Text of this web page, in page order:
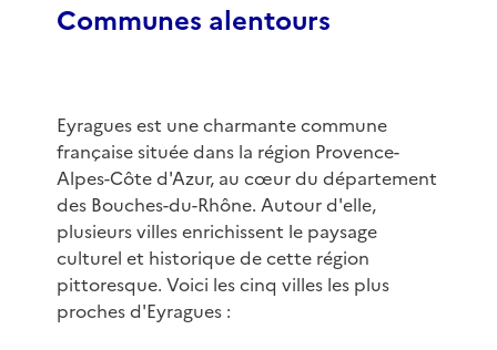
Communes alentours
Eyragues est une charmante commune
française située dans la région Provence-
Alpes-Côte d'Azur, au cœur du département
des Bouches-du-Rhône. Autour d'elle,
plusieurs villes enrichissent le paysage
culturel et historique de cette région
pittoresque. Voici les cinq villes les plus
proches d'Eyragues :